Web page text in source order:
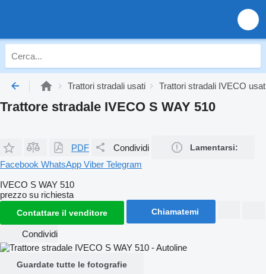
Trattori stradali usati Trattori stradali IVECO
Trattore stradale IVECO S WAY 510
PDF Condividi Lamentarsi:
Facebook WhatsApp Viber Telegram
IVECO S WAY 510
prezzo su richiesta
Contattare il venditore Chiamatemi
Condividi
Guardate tutte le fotografie